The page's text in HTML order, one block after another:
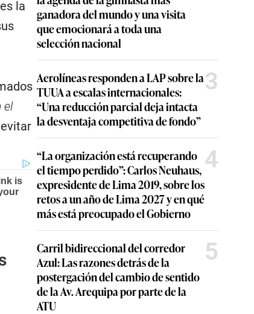
la
el
ganadora del mundo y una visita
que emocionará a toda una
selección nacional
Aerolíneas responden a LAP sobre la
TUUA a escalas internacionales:
“Una reducción parcial deja intacta
la desventaja competitiva de fondo”
3
“La organización está recuperando
el tiempo perdido”: Carlos Neuhaus,
expresidente de Lima 2019, sobre los
retos a un año de Lima 2027 y en qué
más está preocupado el Gobierno
4
Carril bidireccional del corredor
Azul: Las razones detrás de la
postergación del cambio de sentido
de la Av. Arequipa por parte de la
ATU
5